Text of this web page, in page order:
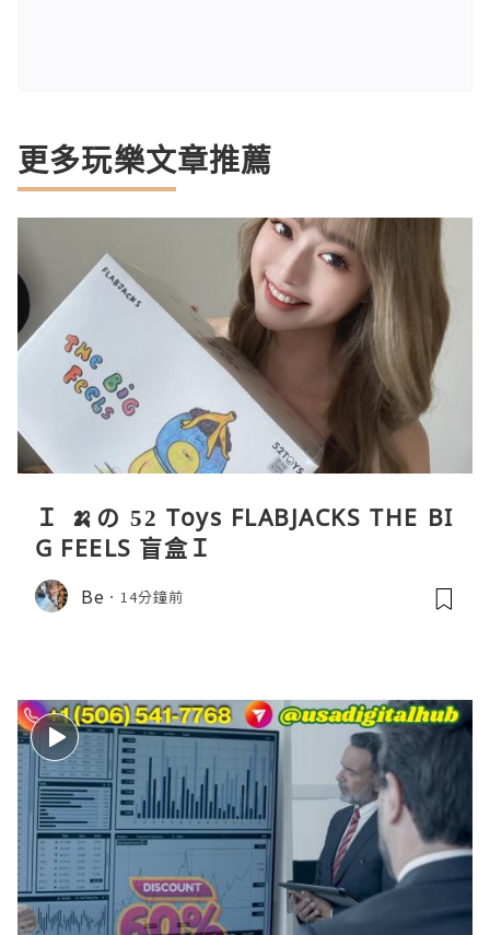
更多玩樂文章推薦
Ｉ 🍌の 52 Toys FLABJACKS THE BI
G FEELS 盲盒Ｉ
Be 14分鐘前